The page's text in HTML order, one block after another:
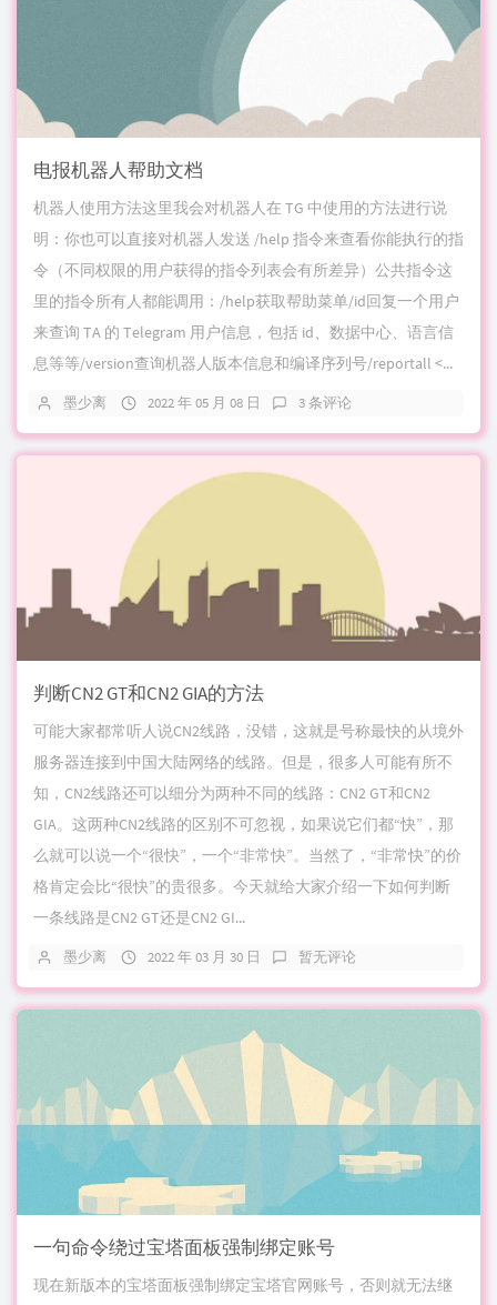
电报机器人帮助文档
机器人使用方法这里我会对机器人在 TG 中使用的方法进行说
明：你也可以直接对机器人发送 /help 指令来查看你能执行的指
令（不同权限的用户获得的指令列表会有所差异）公共指令这
里的指令所有人都能调用：/help获取帮助菜单/id回复一个用户
来查询 TA 的 Telegram 用户信息，包括 id、数据中心、语言信
息等等/version查询机器人版本信息和编译序列号/reportall <...
墨少离 2022 年 05 月 08 日 3 条评论
判断CN2 GT和CN2 GIA的方法
可能大家都常听人说CN2线路，没错，这就是号称最快的从境外
服务器连接到中国大陆网络的线路。但是，很多人可能有所不
知，CN2线路还可以细分为两种不同的线路：CN2 GT和CN2
GIA。这两种CN2线路的区别不可忽视，如果说它们都“快”，那
么就可以说一个“很快”，一个“非常快”。当然了，“非常快”的价
格肯定会比“很快”的贵很多。今天就给大家介绍一下如何判断
一条线路是CN2 GT还是CN2 GI...
墨少离 2022 年 03 月 30 日 暂无评论
一句命令绕过宝塔面板强制绑定账号
现在新版本的宝塔面板强制绑定宝塔官网账号，否则就无法继